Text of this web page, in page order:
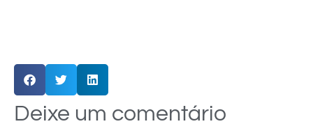
Deixe um comentário